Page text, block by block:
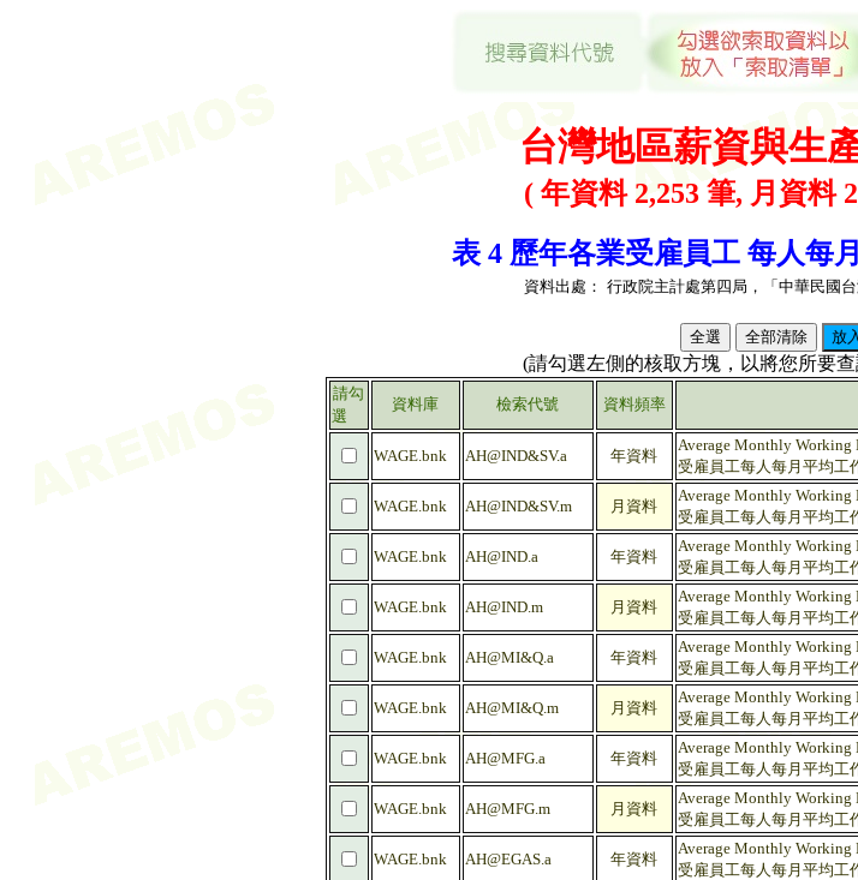
台灣地區薪資與生
( 年資料 2,253 筆, 月資料
表 4 歷年各業受雇員工 每人每
資料出處： 行政院主計處第四局，「中華民國
(請勾選左側的核取方塊，以將您所要
請勾
選
資料庫 檢索代號 資料頻率
WAGE.bnk AH@IND&SV.a 年資料
Average Monthly Working
受雇員工每人每月平均工
WAGE.bnk AH@IND&SV.m 月資料
Average Monthly Working
受雇員工每人每月平均工
WAGE.bnk AH@IND.a 年資料
Average Monthly Working
受雇員工每人每月平均工
WAGE.bnk AH@IND.m 月資料
Average Monthly Working
受雇員工每人每月平均工
WAGE.bnk AH@MI&Q.a 年資料
Average Monthly Working
受雇員工每人每月平均工
WAGE.bnk AH@MI&Q.m 月資料
Average Monthly Working
受雇員工每人每月平均工
WAGE.bnk AH@MFG.a 年資料
Average Monthly Working
受雇員工每人每月平均工
WAGE.bnk AH@MFG.m 月資料
Average Monthly Working
受雇員工每人每月平均工
WAGE.bnk AH@EGAS.a 年資料
Average Monthly Working
受雇員工每人每月平均工